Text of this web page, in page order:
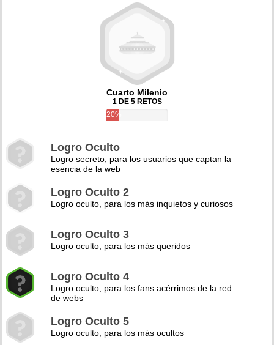
Cuarto Milenio
1 DE 5 RETOS
20%
Logro Oculto
Logro secreto, para los usuarios que captan la
esencia de la web
Logro Oculto 2
Logro oculto, para los más inquietos y curiosos
Logro Oculto 3
Logro oculto, para los más queridos
Logro Oculto 4
Logro oculto, para los fans acérrimos de la red
de webs
Logro Oculto 5
Logro oculto, para los más ocultos